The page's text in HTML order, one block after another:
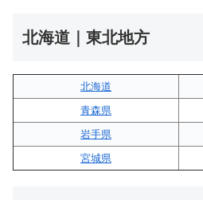
北海道｜東北地方
北海道
青森県
岩手県
宮城県